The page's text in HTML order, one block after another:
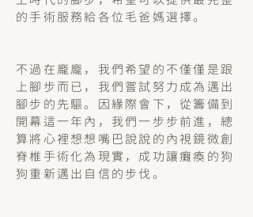
的手術服務給各位毛爸媽選擇。
不過在龐龐，我們希望的不僅僅是跟
上腳步而已，我們嘗試努力成為邁出
腳步的先驅。因緣際會下，從籌備到
開幕這一年內，我們一步步前進，總
算將心裡想想嘴巴說說的內視鏡微創
脊椎手術化為現實，成功讓癱瘓的狗
狗重新邁出自信的步伐。